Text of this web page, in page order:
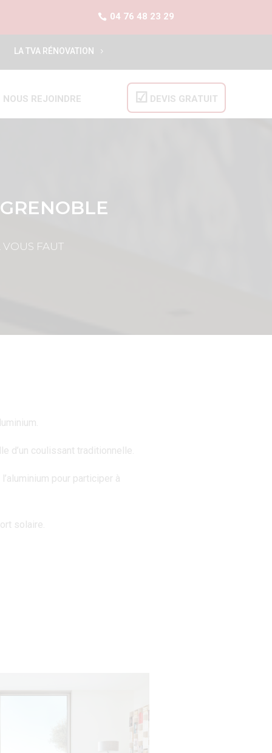
04 76 48 23 29
LA TVA RÉNOVATION
NOUS REJOINDRE DEVIS GRATUIT
VOUS FAUT
d’un coulissant traditionnelle.
pour participer à
solaire.